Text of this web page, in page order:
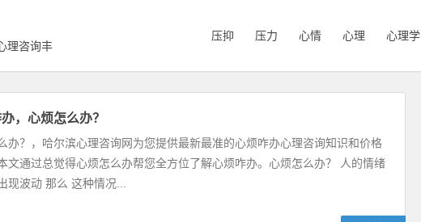
理咨询丰
压抑 压力 心情 心理 心理学
，心烦怎么办？
办？，哈尔滨心理咨询网为您提供最新最准的心烦咋办心理咨询知识和价格
文通过总觉得心烦怎么办帮您全方位了解心烦咋办。心烦怎么办？ 人的情绪
现波动 那么 这种情况...